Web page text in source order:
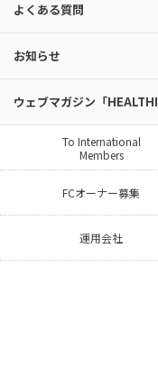
よくある質問
お知らせ
ウェブマガジン「
To International
Members
FCオーナー募集
運用会社